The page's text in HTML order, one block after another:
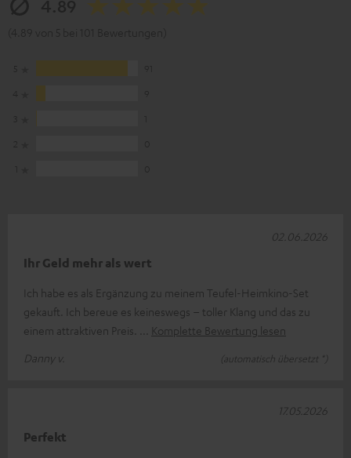
Ihr Geld mehr als wert
Ich habe es als Ergänzung zu meinem Teufel-Heimkino-Set
gekauft. Ich bereue es keineswegs – toller Klang und das zu
einem attraktiven Preis.
Komplette Bewertung lesen
Danny v.
(automatisch übersetzt *)
02.06.2026
Perfekt
17.05.2026